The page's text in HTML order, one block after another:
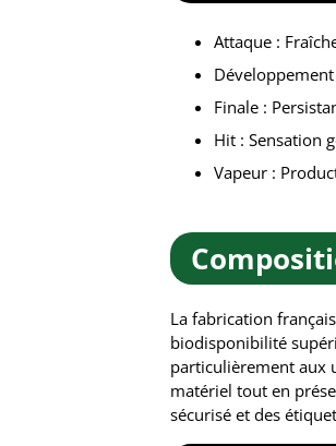
Attaque :
Finale :
Hit : Sensation
Vapeur :
La fabrication
biodisponibilité
particulièrement aux
matériel tout en
sécurisé et des